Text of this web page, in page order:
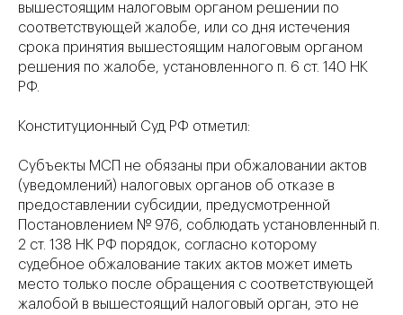
вышестоящим налоговым органом решении по
соответствующей жалобе, или со дня истечения
срока принятия вышестоящим налоговым органом
решения по жалобе, установленного п. 6 ст. 140 НК
РФ.
Конституционный Суд РФ отметил:
Субъекты МСП не обязаны при обжаловании актов
(уведомлений) налоговых органов об отказе в
предоставлении субсидии, предусмотренной
Постановлением № 976, соблюдать установленный п.
2 ст. 138 НК РФ порядок, согласно которому
судебное обжалование таких актов может иметь
место только после обращения с соответствующей
жалобой в вышестоящий налоговый орган, это не